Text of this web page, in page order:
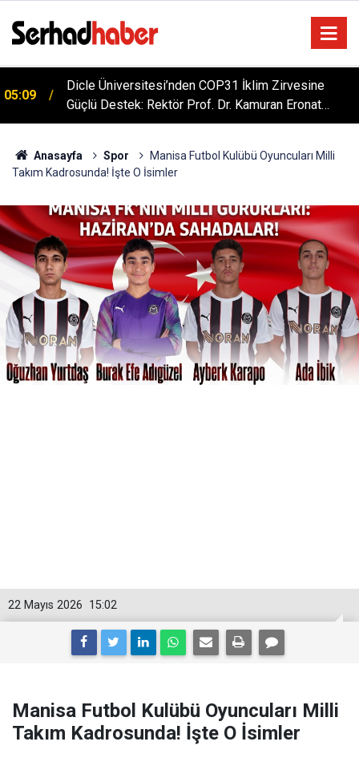
05:09
Dicle Üniversitesi’nden COP31 İklim Zirvesine
Güçlü Destek: Rektör Prof. Dr. Kamuran Eronat
Akademi Lansmanında
Anasayfa Spor
Manisa Futbol Kulübü Oyuncuları Milli
Takım Kadrosunda! İşte O İsimler
15:02
22 Mayıs 2026
Manisa Futbol Kulübü Oyuncuları Milli
Takım Kadrosunda! İşte O İsimler